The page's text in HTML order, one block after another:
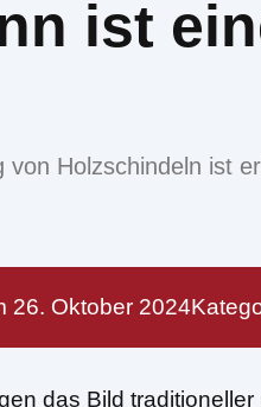
ist
von Holzschindeln ist
26. Oktober 2024
das Bild